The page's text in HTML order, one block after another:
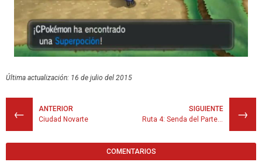
Última actualización: 16 de julio del 2015
←
ANTERIOR
Ciudad Novarte
→
SIGUIENTE
Ruta 4: Senda del Parterre
COMENTARIOS